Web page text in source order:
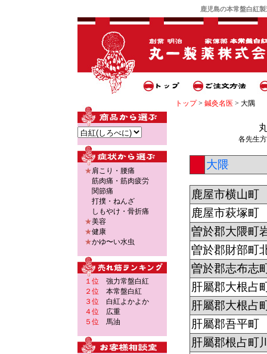
鹿児島の本常盤白紅製
★肩こり・腰痛
筋肉痛 ・ 筋肉疲労
関節痛
打撲・ねんざ
しもやけ・骨折痛
★美容
★健康
★かゆ〜い水虫
１位
強力常盤白紅
２位
本常盤白紅
３位
白紅よかよか
４位
広重
５位
馬油
トップ> 鍼灸名医 > 大隅
各先生
大隈
鹿屋市横山町
鹿屋市萩塚町
曽於郡大隈町
曽於郡財部町
曽於郡志布志
肝屬郡大根占
肝屬郡大根占
肝屬郡吾平町
肝屬郡根占町